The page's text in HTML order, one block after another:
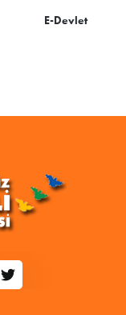
E-Devlet